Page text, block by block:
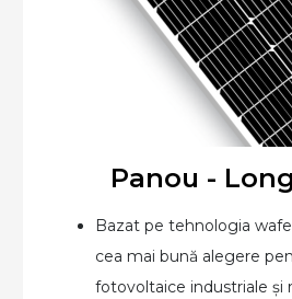
Panou -
Bazat pe tehnologia
cea mai bună alegere
fotovoltaice industriale și